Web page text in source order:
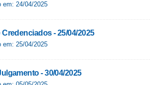
em: 24/04/2025
Credenciados - 25/04/2025
em: 25/04/2025
- 30/04/2025